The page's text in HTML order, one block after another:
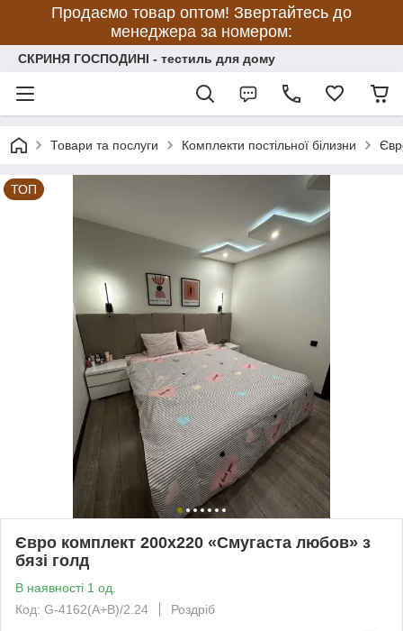
Продаємо товар оптом! Звертайтесь до
менеджера за номером:
СКРИНЯ ГОСПОДИНІ - тестиль для дому
Товари та послуги Комплекти постільної білизни
ТОП
Євро комплект 200х220 «Смугаста любов» з
бязі голд
В наявності 1 од.
Код: G-4162(A+B)/2.24
Роздріб